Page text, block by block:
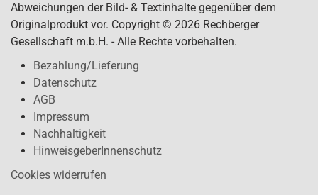
Abweichungen der Bild- & Textinhalte gegenüber dem
Originalprodukt vor. Copyright © 2026 Rechberger
Gesellschaft m.b.H. - Alle Rechte vorbehalten.
Bezahlung/Lieferung
Datenschutz
AGB
Impressum
Nachhaltigkeit
HinweisgeberInnenschutz
Cookies widerrufen